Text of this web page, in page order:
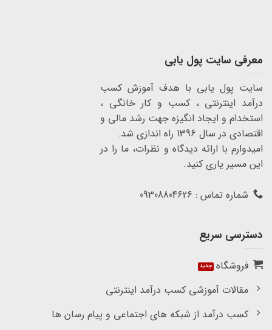
معرفی سایت پول یابی
سایت پول یابی با هدف آموزش کسب
درآمد اینترنتی ، کسب و کار خانگی ،
استخدام و ایجاد انگیزه جهت رشد مالی و
اقتصادی در سال 1396 راه اندازی شد.
امیدوارم با ارائه دیدگاه و نظرات، ما را در
این مسیر یاری کنید.
شماره تماس : 09308804626
دسترسی سریع
فروشگاه
مقالات آموزشی کسب درآمد اینترنتی
کسب درآمد از شبکه های اجتماعی و پیام رسان ها